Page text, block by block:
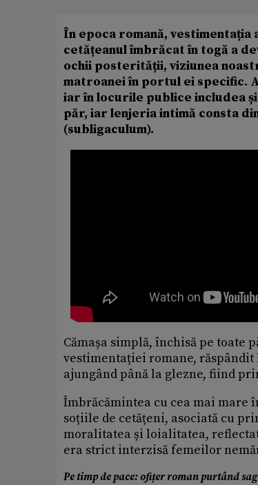
În epoca romană,
cetățeanul îmbrăcat în togă a
ochii posterității, viziunea
matroanei în portul ei specific.
iar în locurile publice includea
păr, iar lenjeria intimă consta
(subligaculum).
Cămașa simplă, închisă pe
vestimentației romane,
ajungând până la glezne, fiind
Îmbrăcămintea cu cea mai mare
soțiile de cetățeni, asociată cu
moralitatea și loialitatea,
era strict interzisă femeilor
Pe timp de pace: ofițer roman purtând